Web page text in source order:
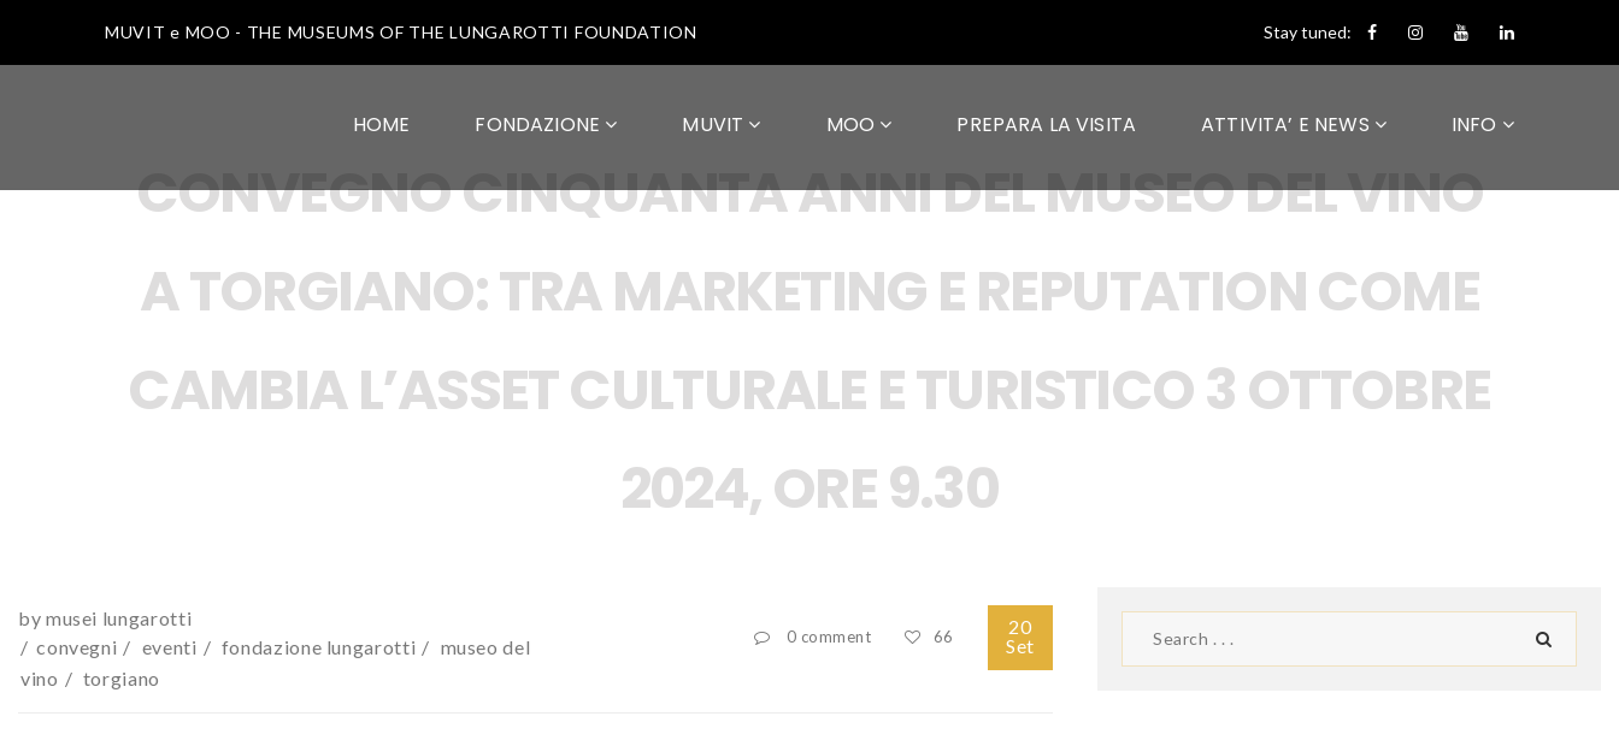
MUVIT e MOO - THE MUSEUMS OF THE LUNGAROTTI FOUNDATION Stay tuned:
HOME FONDAZIONE MUVIT MOO PREPARA LA VISITA ATTIVITA’ E NEWS INFO
CONVEGNO CINQUANTA ANNI DEL MUSEO DEL VINO
A TORGIANO: TRA MARKETING E REPUTATION COME
CAMBIA L’ASSET CULTURALE E TURISTICO 3 OTTOBRE
2024, ORE 9.30
by musei lungarotti
convegni
eventi fondazione lungarotti
museo del
vino
torgiano
0 comment 66
20
Set